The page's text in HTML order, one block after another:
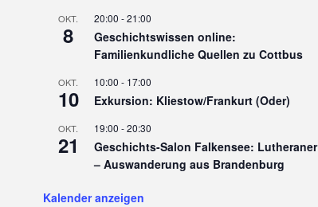
OKT.
8
20:00 -21:00
Geschichtswissen online:
Familienkundliche Quellen zu Cottbus
OKT.
10
10:00 - 17:00
Exkursion: Kliestow/Frankurt (Oder)
OKT.
21
19:00 -20:30
Geschichts-Salon Falkensee: Lutheraner
– Auswanderung aus Brandenburg
Kalender anzeigen